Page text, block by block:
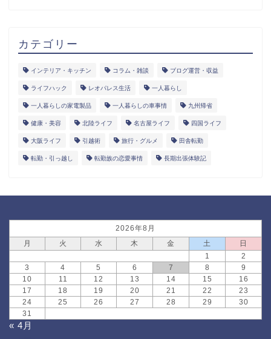
カテゴリー
インテリア・キッチン コラム・雑談 ブログ運営・収益
ライフハック レオパレス生活 一人暮らし
一人暮らしの家電製品 一人暮らしの車事情 九州帰省
健康・美容 北陸ライフ 名古屋ライフ 四国ライフ
大阪ライフ 引越術 旅行・グルメ 田舎転勤
転勤・引っ越し 転勤族の恋愛事情 長期出張体験記
2026年8月
月
火 水 木 金 土
日
1
2
3
4 5 6 7 8
9
10
11 12 13 14 15
16
17
18 19 20 21 22
23
24
25 26 27 28 29
30
31
« 4月